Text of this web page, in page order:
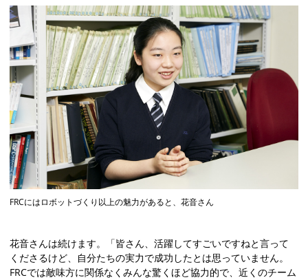
FRCにはロボットづくり以上の魅力があると、花音さん
花音さんは続けます。「皆さん、活躍してすごいですねと言って
くださるけど、自分たちの実力で成功したとは思っていません。
FRCでは敵味方に関係なくみんな驚くほど協力的で、近くのチーム